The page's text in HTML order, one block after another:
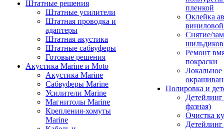
Штатные решения
Штатные усилители
Штатная проводка и
адаптеры
Штатная акустика
Штатные сабвуферы
Готовые решения
Акустика Marine и Moto
Акустика Marine
Сабвуферы Marine
Усилители Marine
Магнитолы Marine
Крепления-хомуты
Marine
пленкой
Оклейка
Снятие/
шильдиков
Ремонт
покраски
Локальное
Полировка и
фазная)
Очистка
Детейлинг